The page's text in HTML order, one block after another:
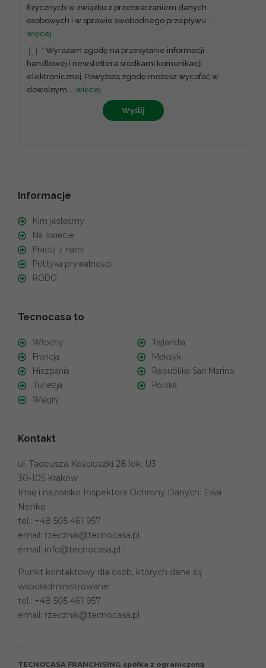
fizycznych w związku z przetwarzaniem danych
osobowych i w sprawie swobodnego przepływu ...
więcej
* Wyrażam zgodę na przesyłanie informacji
handlowej i newslettera środkami komunikacji
elektronicznej. Powyższą zgodę możesz wycofać w
dowolnym ... więcej
Wyślij
Informacje
Kim jesteśmy
Na świecie
Pracuj z nami
Polityka prywatności
RODO
Tecnocasa to
Włochy
Francja
Hiszpania
Tunezja
Węgry
Tajlandia
Meksyk
Republika San Marino
Polska
Kontakt
ul. Tadeusza Kościuszki 28 lok. U3
30-105 Kraków
Imię i nazwisko Inspektora Ochrony Danych: Ewa
Nenko
tel.: +48 505 461 957
email: rzecznik@tecnocasa.pl
email: info@tecnocasa.pl
Punkt kontaktowy dla osób, których dane są
współadministrowane:
tel.: +48 505 461 957
email: rzecznik@tecnocasa.pl
TECNOCASA FRANCHISING spółka z ograniczoną